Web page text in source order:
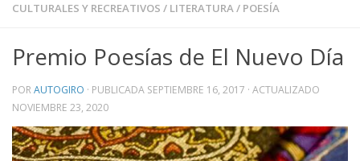
CULTURALES Y RECREATIVOS / LITERATURA/ POESÍA
Premio Poesías de El Nuevo Día
PORAUTOGIRO · PUBLICADA SEPTIEMBRE 16, 2017 · ACTUALIZADO
NOVIEMBRE 23, 2020